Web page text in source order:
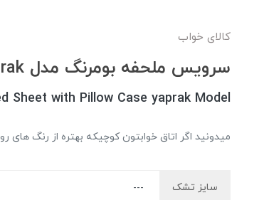
کالای خواب
سرویس ملحفه بومرنگ مدل yaprak یکنفره 2تکه
Sheet with Pillow Case yaprak Model
میدونید اگر اتاق خوابتون کوچیکه بهتره از رنگ های
سایز تشک